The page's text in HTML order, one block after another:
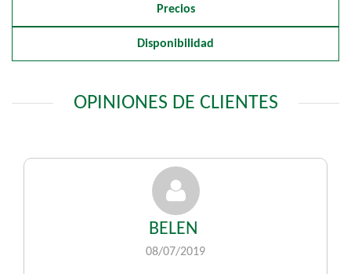
Precios
Disponibilidad
OPINIONES DE CLIENTES
BELEN
08/07/2019